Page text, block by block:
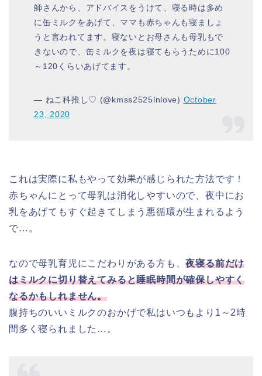
師さんから、アドバイスをうけて、寝る時は多め
に缶ミルクをあげて、ママも赤ちゃんも寝ましょ
うと言われてます。寝ないとお母さんも母乳もで
きないので、缶ミルクを夜は寝てもらうために100
～120くらいあげてます。
— ねこ科推し♡ (@kmss2525lnlove) October
23, 2020
これは実際に私もやって効果が感じられた方法です！
赤ちゃんにとって母乳は消化しやすいので、夜中にお
乳をあげてもすぐ起きてしまう悪循環が生まれるよう
で…。
なので母乳育児にこだわりがある方も、夜寝る前だけ
はミルクに切り替えてみると睡眠時間が確保しやすく
なるかもしれません。
腹持ちのいいミルクのおかげで私はいつもより1～2時
間多く寝られました…。